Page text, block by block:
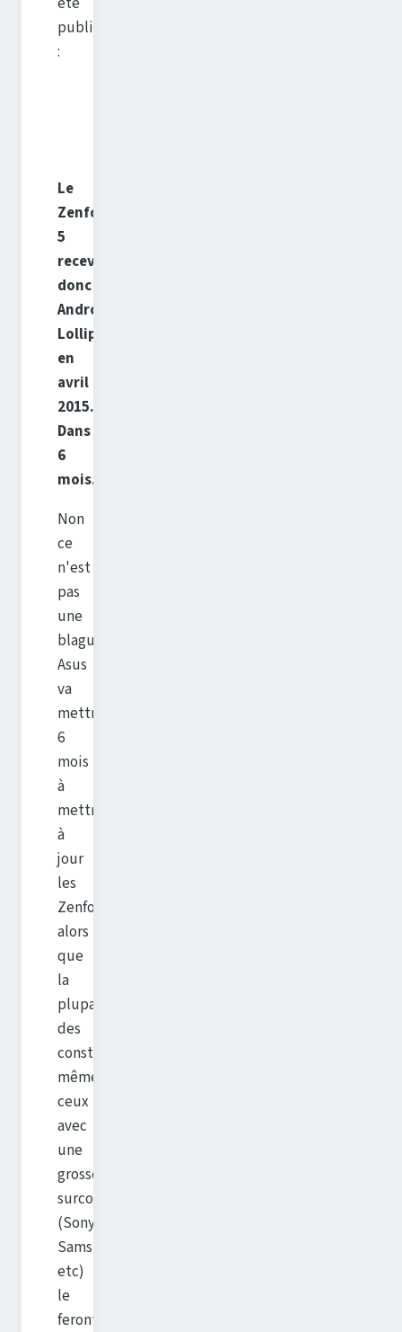
publié
:
Le
Zenfone
5
recevra
donc
Android
Lollipop
en
avril
2015...
Dans
6
mois.
Non
ce
n'est
pas
une
blague.
Asus
va
mettre
6
mois
à
mettre
à
jour
les
Zenfone,
alors
que
la
plupart
des
constructeurs,
même
ceux
avec
une
grosse
surcouche
(Sony,
Samsung,
etc)
le
feront